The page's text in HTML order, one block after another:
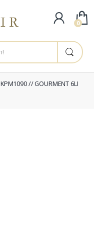
KPM1090 // GOURMENT 6LI
0